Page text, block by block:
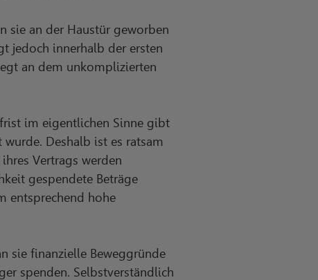
sie an der Haustür geworben
jedoch innerhalb der ersten
an dem unkomplizierten
im eigentlichen Sinne gibt
Deshalb ist es ratsam
Vertrags werden
gespendete Beträge
entsprechend hohe
sie finanzielle Beweggründe
spenden. Selbstverständlich